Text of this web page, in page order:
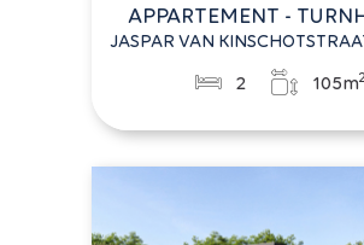
APPARTEMENT -
2 105m2